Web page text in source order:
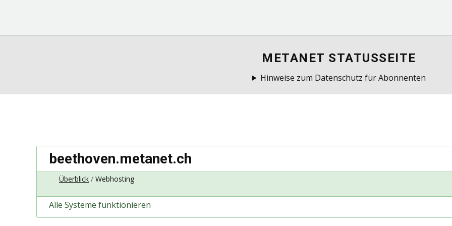
METANET STATUSSEITE
Hinweise zum Datenschutz für Abonnenten
beethoven.metanet.ch
Überblick Webhosting
Alle Systeme funktionieren